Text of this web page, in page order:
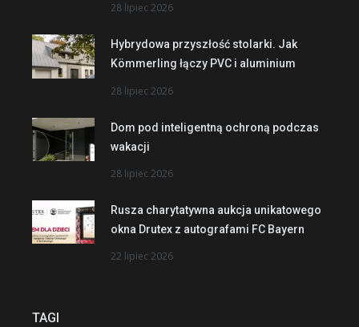
28 lipiec 2026
Hybrydowa przyszłość stolarki. Jak
Kömmerling łączy PVC i aluminium
28 lipiec 2026
Dom pod inteligentną ochroną podczas
wakacji
28 lipiec 2026
Rusza charytatywna aukcja unikatowego
okna Drutex z autografami FC Bayern
22 lipiec 2026
TAGI